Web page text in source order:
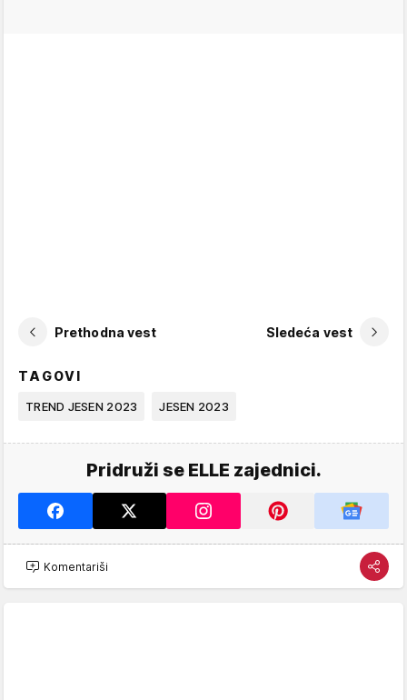
Prethodna vest Sledeća vest
TAGOVI
TREND JESEN 2023 JESEN 2023
Pridruži se ELLE zajednici.
Komentariši